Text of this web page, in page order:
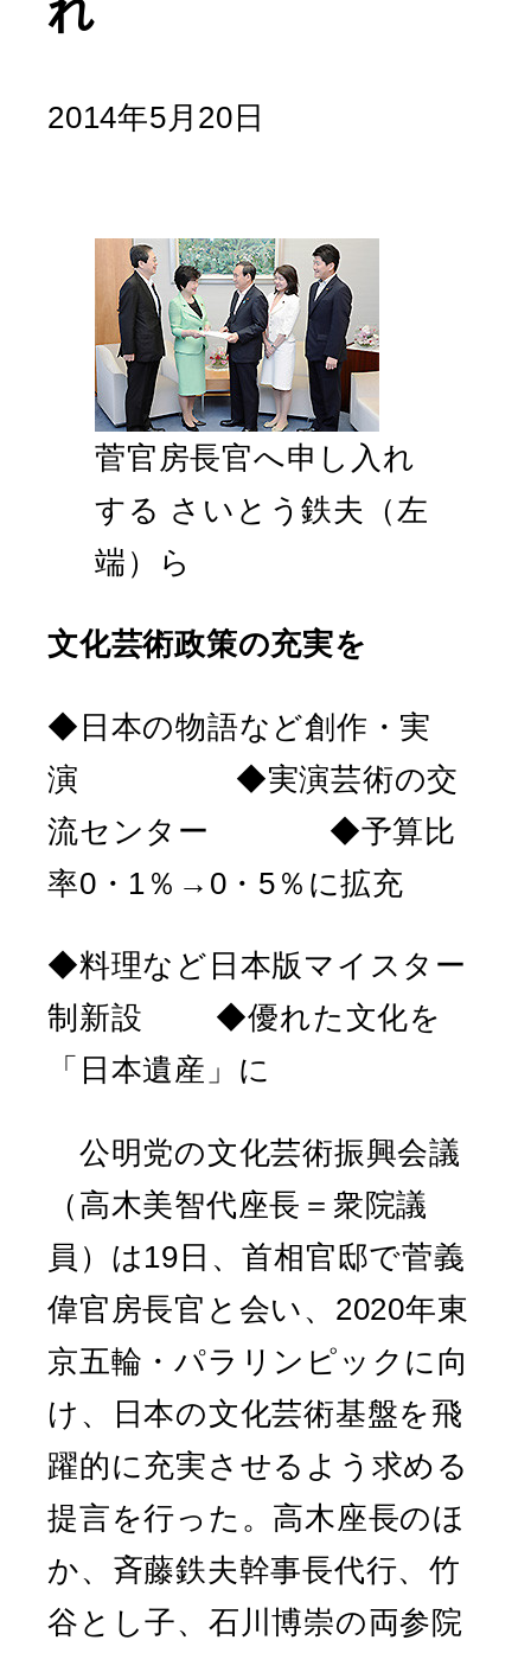
れ
2014年5月20日
菅官房長官へ申し入れ
する さいとう鉄夫（左
端）ら
文化芸術政策の充実を
◆日本の物語など創作・実
演 ◆実演芸術の交
流センター ◆予算比
率0・1％→0・5％に拡充
◆料理など日本版マイスター
制新設 ◆優れた文化を
「日本遺産」に
公明党の文化芸術振興会議
（高木美智代座長＝衆院議
員）は19日、首相官邸で菅義
偉官房長官と会い、2020年東
京五輪・パラリンピックに向
け、日本の文化芸術基盤を飛
躍的に充実させるよう求める
提言を行った。高木座長のほ
か、斉藤鉄夫幹事長代行、竹
谷とし子、石川博崇の両参院